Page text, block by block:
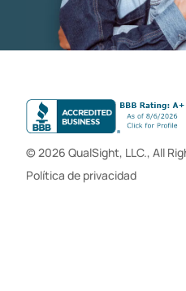
© 2026 QualSight, LLC., All
Política de privacidad